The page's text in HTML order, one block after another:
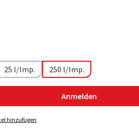
25 l/Imp. 250 l/Imp.
Anmelden
hinzufügen